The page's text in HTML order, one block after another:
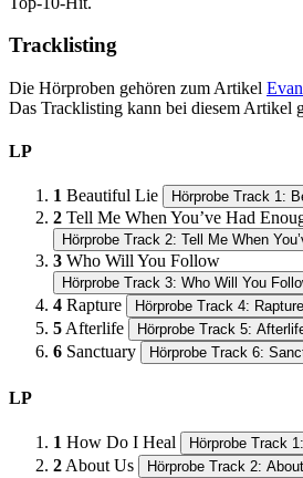
Tracklisting
Die Hörproben gehören zum Artikel
Das Tracklisting kann bei diesem Artikel
LP
1 Beautiful Lie Hörprobe Track 1:
2 Tell Me When You’ve Had
Hörprobe Track 2: Tell Me When
3 Who Will You Follow
Hörprobe Track 3: Who Will You
4 Rapture Hörprobe Track 4: Rapture
5Afterlife Hörprobe Track 5:
6 Sanctuary Hörprobe Track 6:
LP
1 How Do I Heal Hörprobe Track
2 About Us Hörprobe Track 2: